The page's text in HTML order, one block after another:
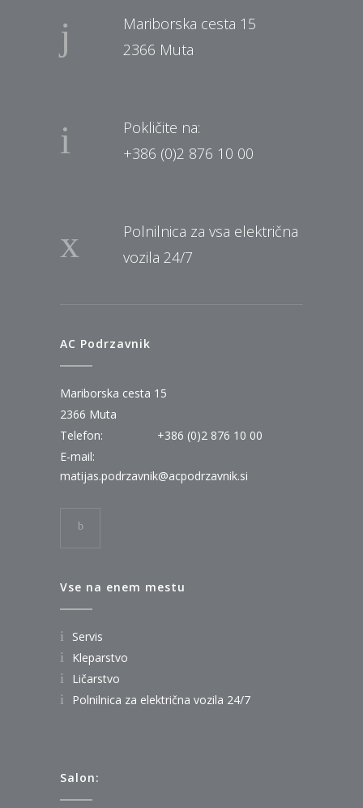
Mariborska cesta 15
2366 Muta
Pokličite na:
+386 (0)2 876 10 00
Polnilnica za vsa električna
vozila 24/7
AC Podrzavnik
Mariborska cesta 15
2366 Muta
Telefon:
+386 (0)2 876 10 00
E-mail:
matijas.podrzavnik@acpodrzavnik.si
Vse na enem mestu
Servis
Kleparstvo
Ličarstvo
Polnilnica za električna vozila 24/7
Salon: